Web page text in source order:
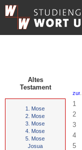
Altes
Testament
1. Mose
2. Mose
3. Mose
4. Mose
5. Mose
Josua
1
2
3
4
5